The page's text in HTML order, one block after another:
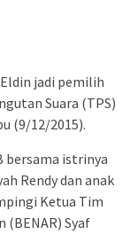
jadi pemilih
Suara (TPS)
(9/12/2015).
bersama istrinya
Rendy dan anak
Ketua Tim
Syaf